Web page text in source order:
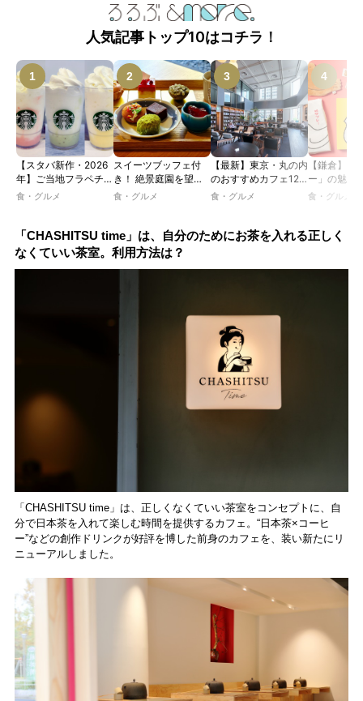
人気記事トップ10はコチラ！
【スタバ新作・2026
年】ご当地フラペチー
ノが新登場！ 地域と
JIMOTO
PROGRAM」が青
森・群馬・沖縄で始
食・グルメ
スイーツブッフェ付
き！ 絶景庭園を望む
ホテルレストランで味
ツトレンドVol.105】
食・グルメ
【最新】東京・丸の内
のおすすめカフェ12
選｜ひとりでゆったり
るカフェ、優雅なホテ
食・グルメ
【鎌倉】「
ー」の魅力
説！ 定番商
食・グルメ
「CHASHITSU time」は、自分のためにお茶を入れる正しく
なくていい茶室。利用方法は？
「CHASHITSU time」は、正しくなくていい茶室をコンセプトに、自
分で日本茶を入れて楽しむ時間を提供するカフェ。“日本茶×コーヒ
ー”などの創作ドリンクが好評を博した前身のカフェを、装い新たにリ
ニューアルしました。